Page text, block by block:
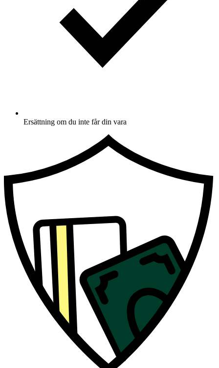
Ersättning om du inte får din vara